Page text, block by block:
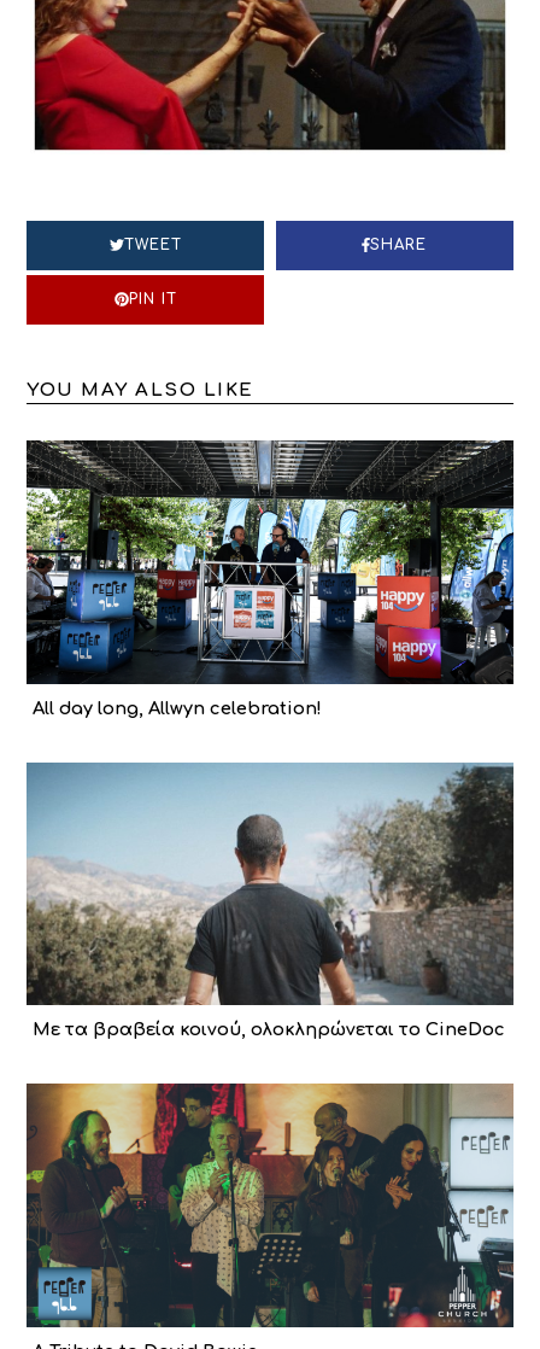
TWEET SHARE
PIN IT
YOU MAY ALSO LIKE
All day long, Allwyn celebration!
Με τα βραβεία κοινού, ολοκληρώνεται το CineDoc